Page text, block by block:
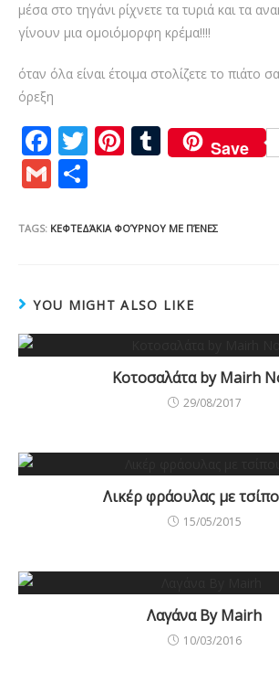
μέσα στο τηγάνι ρίχνετε τα τυριά και τα
γίνουν μια ομοιόμορφη κρέμα!!!!
όταν όλα είναι έτοιμα στολίζετε το πιάτο
όρεξη
F
ac
e
b
k
T
er
Pi
e
T
u
bl
Save
G
ai ar
TAGS: ΚΕΦΤΕΔΆΚΙΑ ΦΟΎΡΝΟΥ ΜΕ ΠΈΝΕΣ
YOU MIGHT ALSO LIKE
Κοτοσαλάτα by Mairh
29/08/2017
Λικέρ φράουλας με
15/05/2015
Λαγάνα By Mairh
10/03/2016